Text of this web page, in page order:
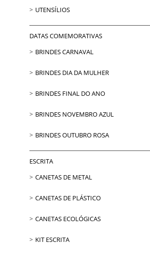
UTENSÍLIOS
DATAS COMEMORATIVAS
BRINDES CARNAVAL
BRINDES DIA DA MULHER
BRINDES FINAL DO ANO
BRINDES NOVEMBRO AZUL
BRINDES OUTUBRO ROSA
ESCRITA
CANETAS DE METAL
CANETAS DE PLÁSTICO
CANETAS ECOLÓGICAS
KIT ESCRITA